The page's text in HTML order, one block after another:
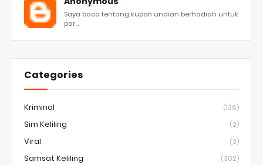
Saya baca tentang kupon undian berhadiah untuk
par...
Categories
Kriminal (136)
Sim Keliling (2)
Viral (3)
Samsat Keliling (302)